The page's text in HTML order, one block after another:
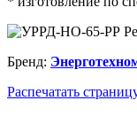
Бренд:
Распечатать